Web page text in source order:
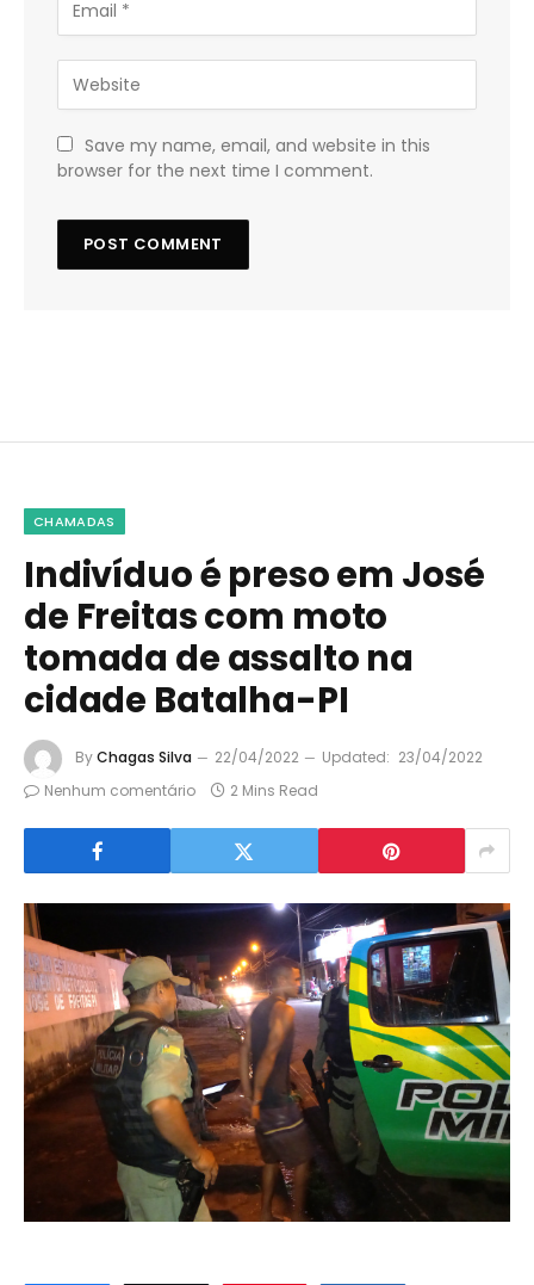
Save my name, email, and website in this
browser for the next time I comment.
CHAMADAS
Indivíduo é preso em José
de Freitas com moto
tomada de assalto na
cidade Batalha-PI
ByChagas Silva 22/04/2022 Updated: 23/04/2022
Nenhum comentário
2 Mins Read